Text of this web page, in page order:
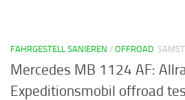
FAHRGESTELL SANIEREN / OFFROAD
Mercedes MB 1124 AF:
Expeditionsmobil offroad